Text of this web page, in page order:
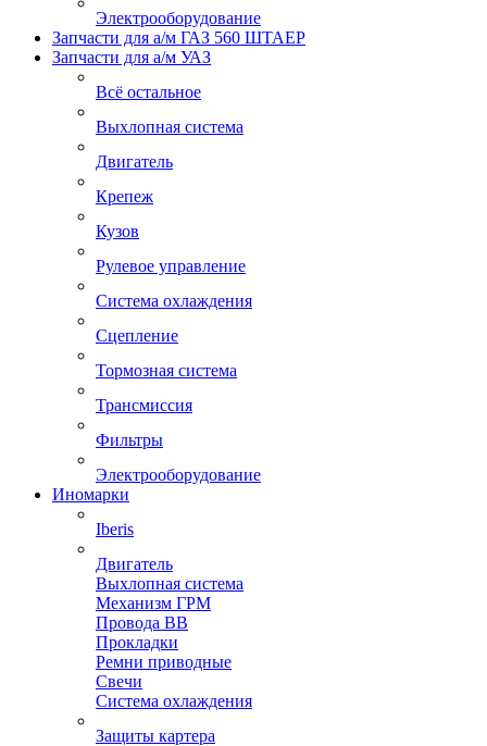
Электрооборудование
Запчасти для а/м ГАЗ 560 ШТАЕР
Запчасти для а/м УАЗ
Всё остальное
Выхлопная система
Двигатель
Крепеж
Кузов
Рулевое управление
Система охлаждения
Сцепление
Тормозная система
Трансмиссия
Фильтры
Электрооборудование
Иномарки
Iberis
Двигатель
Выхлопная система
Механизм ГРМ
Провода ВВ
Прокладки
Ремни приводные
Свечи
Система охлаждения
Защиты картера